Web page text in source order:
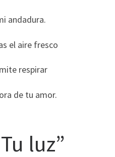
andadura.
el aire fresco
respirar
de tu amor.
luz”